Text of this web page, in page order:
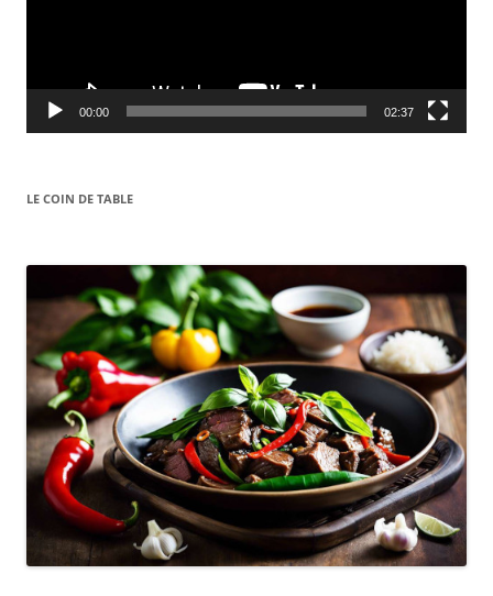
00:00 02:37
LE COIN DE TABLE